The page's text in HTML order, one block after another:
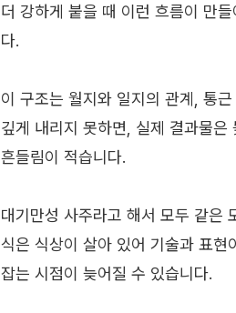
더 강하게 붙을 때 이런 흐름이 만
다.
이 구조는 월지와 일지의 관계, 통
깊게 내리지 못하면, 실제 결과물
흔들림이 적습니다.
대기만성 사주라고 해서 모두 같은
식은 식상이 살아 있어 기술과 표현
잡는 시점이 늦어질 수 있습니다.